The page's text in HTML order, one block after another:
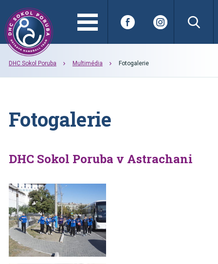
DHC Sokol Poruba Multimédia Fotogalerie
Fotogalerie
DHC Sokol Poruba v Astrachani